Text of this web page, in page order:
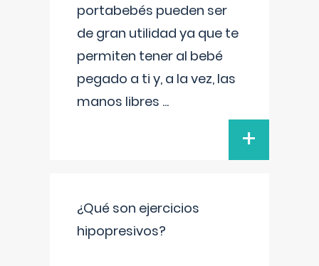
portabebés pueden ser
de gran utilidad ya que te
permiten tener al bebé
pegado a ti y, a la vez, las
manos libres ...
+
¿Qué son ejercicios
hipopresivos?